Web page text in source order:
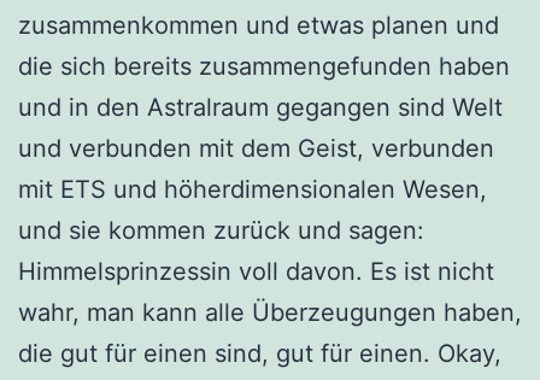
zusammenkommen und etwas planen und
die sich bereits zusammengefunden haben
und in den Astralraum gegangen sind Welt
und verbunden mit dem Geist, verbunden
mit ETS und höherdimensionalen Wesen,
und sie kommen zurück und sagen:
Himmelsprinzessin voll davon. Es ist nicht
wahr, man kann alle Überzeugungen haben,
die gut für einen sind, gut für einen. Okay,